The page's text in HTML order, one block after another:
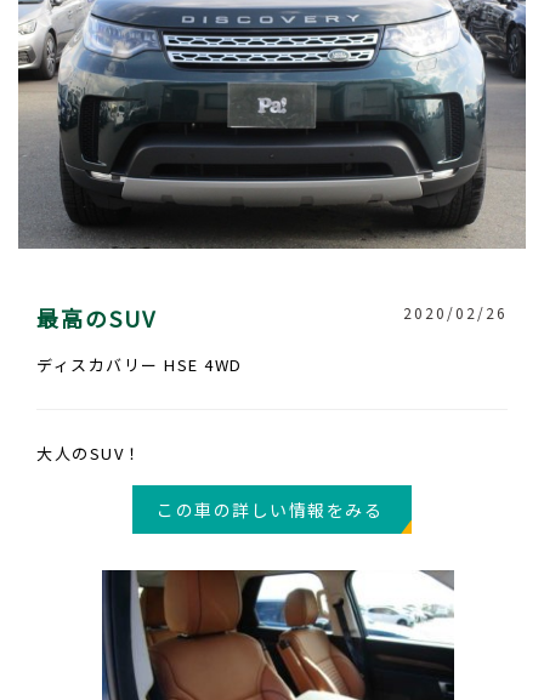
最高のSUV 2020/02/26
ディスカバリー HSE 4WD
大人のSUV！
この車の詳しい情報をみる